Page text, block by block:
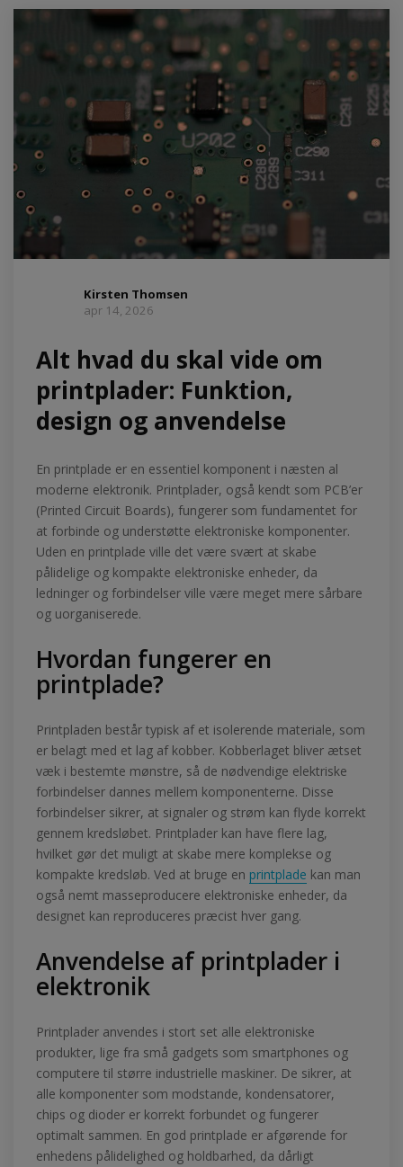
Kirsten Thomsen
apr 14, 2026
Alt hvad du skal vide om
printplader: Funktion,
design og anvendelse
En printplade er en essentiel komponent i næsten al
moderne elektronik. Printplader, også kendt som PCB’er
(Printed Circuit Boards), fungerer som fundamentet for
at forbinde og understøtte elektroniske komponenter.
Uden en printplade ville det være svært at skabe
pålidelige og kompakte elektroniske enheder, da
ledninger og forbindelser ville være meget mere sårbare
og uorganiserede.
Hvordan fungerer en
printplade?
Printpladen består typisk af et isolerende materiale, som
er belagt med et lag af kobber. Kobberlaget bliver ætset
væk i bestemte mønstre, så de nødvendige elektriske
forbindelser dannes mellem komponenterne. Disse
forbindelser sikrer, at signaler og strøm kan flyde korrekt
gennem kredsløbet. Printplader kan have flere lag,
hvilket gør det muligt at skabe mere komplekse og
kompakte kredsløb. Ved at bruge en printplade kan man
også nemt masseproducere elektroniske enheder, da
designet kan reproduceres præcist hver gang.
Anvendelse af printplader i
elektronik
Printplader anvendes i stort set alle elektroniske
produkter, lige fra små gadgets som smartphones og
computere til større industrielle maskiner. De sikrer, at
alle komponenter som modstande, kondensatorer,
chips og dioder er korrekt forbundet og fungerer
optimalt sammen. En god printplade er afgørende for
enhedens pålidelighed og holdbarhed, da dårligt